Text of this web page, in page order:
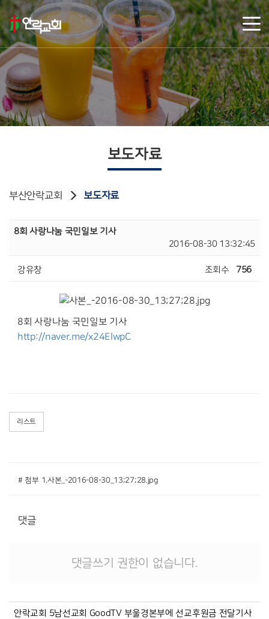
보도자료
부산안락교회 보도자료
8회 사랑나눔 국민일보 기사
2016-08-30 13:32:45
강유창 조회수 756
8회 사랑나눔 국민일보 기사
http://naver.me/x24ElwpC
리스트
# 첨부 1.사본_-2016-08-30_13;27;28.jpg
댓글
댓글쓰기 권한이 없습니다.
안락교회 5남선교회 GoodTV 부울경본부에 선교후원금 전달기사